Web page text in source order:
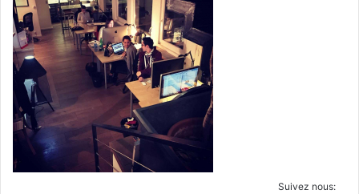
Suivez nous: